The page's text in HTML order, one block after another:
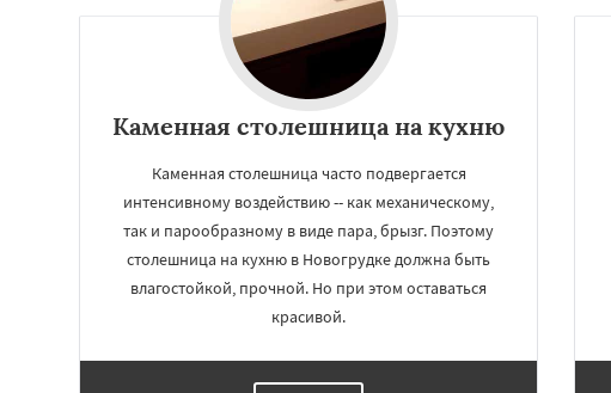
Каменная столешница на кухню
Каменная столешница часто подвергается
интенсивному воздействию -- как механическому,
так и парообразному в виде пара, брызг. Поэтому
столешница на кухню в Новогрудке должна быть
влагостойкой, прочной. Но при этом оставаться
красивой.